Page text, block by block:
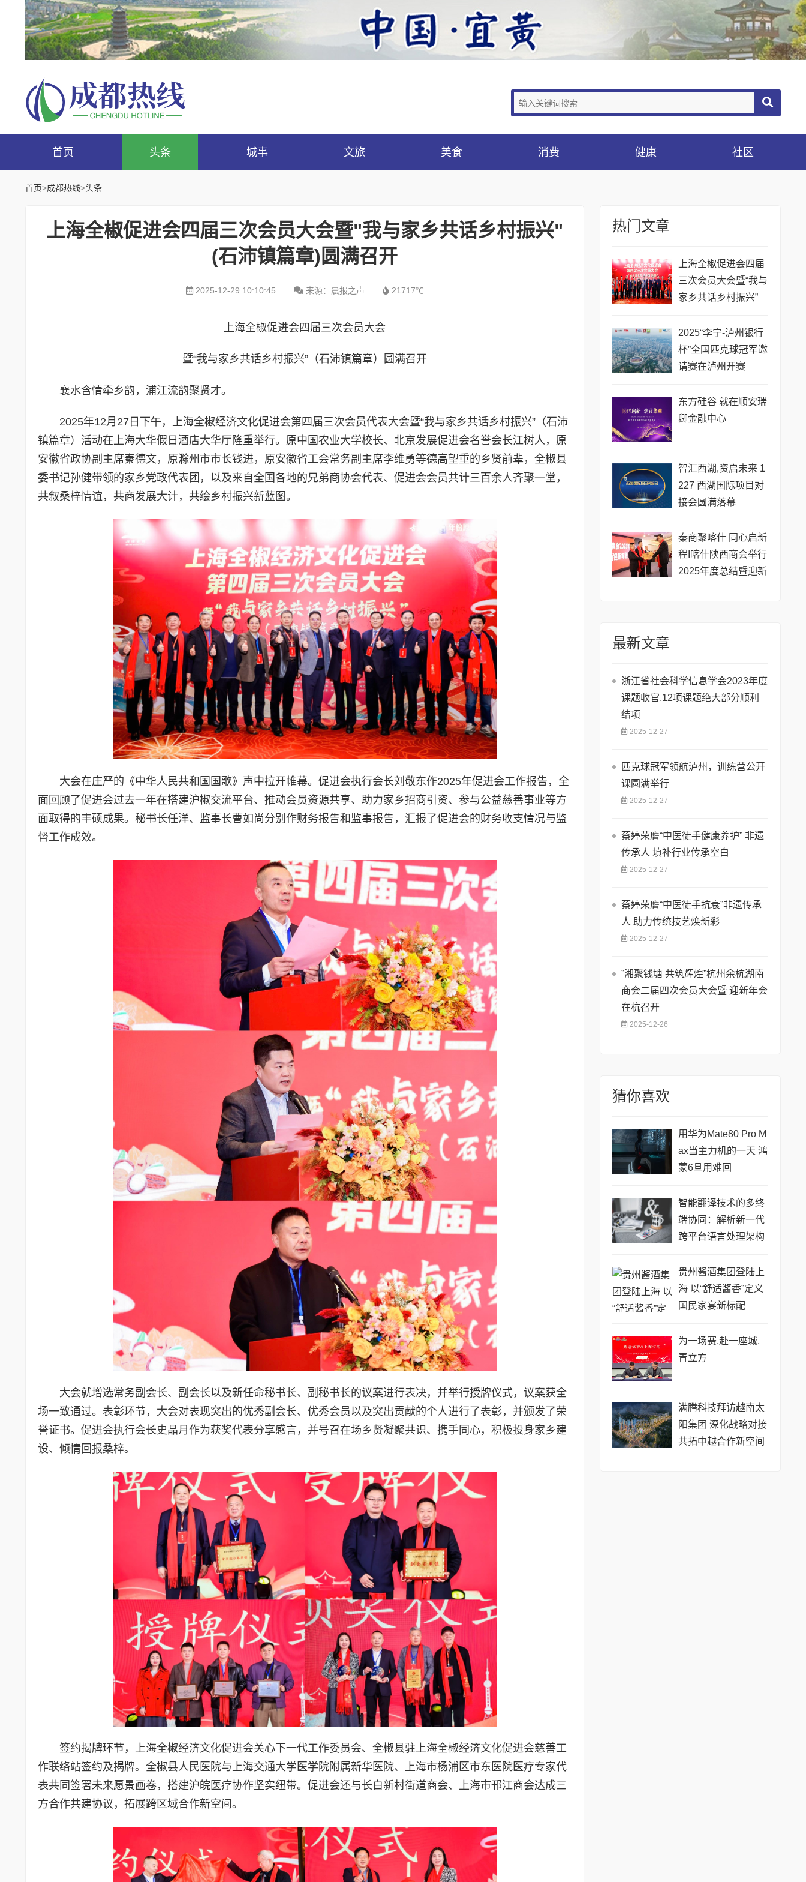
首页 头条 城事 文旅 美食 消费 健康 社区
首页>成都热线>头条
上海全椒促进会四届三次会员大会暨"我与家乡共话乡村振兴"
(石沛镇篇章)圆满召开
2025-12-29 10:10:45 来源：晨报之声 21717℃
上海全椒促进会四届三次会员大会
暨“我与家乡共话乡村振兴”（石沛镇篇章）圆满召开
襄水含情牵乡韵，浦江流韵聚贤才。
2025年12月27日下午，上海全椒经济文化促进会第四届三次会员代表大会暨“我与家乡共话乡村振兴”（石沛
镇篇章）活动在上海大华假日酒店大华厅隆重举行。原中国农业大学校长、北京发展促进会名誉会长江树人，原
安徽省政协副主席秦德文，原滁州市市长钱进，原安徽省工会常务副主席李维勇等德高望重的乡贤前辈，全椒县
委书记孙健带领的家乡党政代表团，以及来自全国各地的兄弟商协会代表、促进会会员共计三百余人齐聚一堂，
共叙桑梓情谊，共商发展大计，共绘乡村振兴新蓝图。
大会在庄严的《中华人民共和国国歌》声中拉开帷幕。促进会执行会长刘敬东作2025年促进会工作报告，全
面回顾了促进会过去一年在搭建沪椒交流平台、推动会员资源共享、助力家乡招商引资、参与公益慈善事业等方
面取得的丰硕成果。秘书长任洋、监事长曹如尚分别作财务报告和监事报告，汇报了促进会的财务收支情况与监
督工作成效。
大会就增选常务副会长、副会长以及新任命秘书长、副秘书长的议案进行表决，并举行授牌仪式，议案获全
场一致通过。表彰环节，大会对表现突出的优秀副会长、优秀会员以及突出贡献的个人进行了表彰，并颁发了荣
誉证书。促进会执行会长史晶月作为获奖代表分享感言，并号召在场乡贤凝聚共识、携手同心，积极投身家乡建
设、倾情回报桑梓。
签约揭牌环节，上海全椒经济文化促进会关心下一代工作委员会、全椒县驻上海全椒经济文化促进会慈善工
作联络站签约及揭牌。全椒县人民医院与上海交通大学医学院附属新华医院、上海市杨浦区市东医院医疗专家代
表共同签署未来愿景画卷，搭建沪皖医疗协作坚实纽带。促进会还与长白新村街道商会、上海市邗江商会达成三
方合作共建协议，拓展跨区域合作新空间。
热门文章
上海全椒促进会四届
三次会员大会暨“我与
家乡共话乡村振兴”
开
2025“李宁-泸州银行
杯”全国匹克球冠军邀
请赛在泸州开赛
东方硅谷 就在顺安瑞
卿金融中心
智汇西湖,资启未来 1
227 西湖国际项目对
接会圆满落幕
秦商聚喀什 同心启新
程I喀什陕西商会举行
2025年度总结暨迎新
最新文章
浙江省社会科学信息学会2023年度
课题收官,12项课题绝大部分顺利
结项
2025-12-27
匹克球冠军领航泸州，训练营公开
课圆满举行
2025-12-27
蔡婷荣膺“中医徒手健康养护” 非遗
传承人 填补行业传承空白
2025-12-27
蔡婷荣膺“中医徒手抗衰”非遗传承
人 助力传统技艺焕新彩
2025-12-27
”湘聚钱塘 共筑辉煌”杭州余杭湖南
商会二届四次会员大会暨 迎新年会
在杭召开
2025-12-26
猜你喜欢
用华为Mate80 Pro M
ax当主力机的一天 鸿
蒙6旦用难回
智能翻译技术的多终
端协同：解析新一代
跨平台语言处理架构
贵州酱酒集团登陆上
海 以“舒适酱香”定义
国民家宴新标配
为一场赛,赴一座城,
青立方
​满腾科技拜访越南太
阳集团 深化战略对接
共拓中越合作新空间